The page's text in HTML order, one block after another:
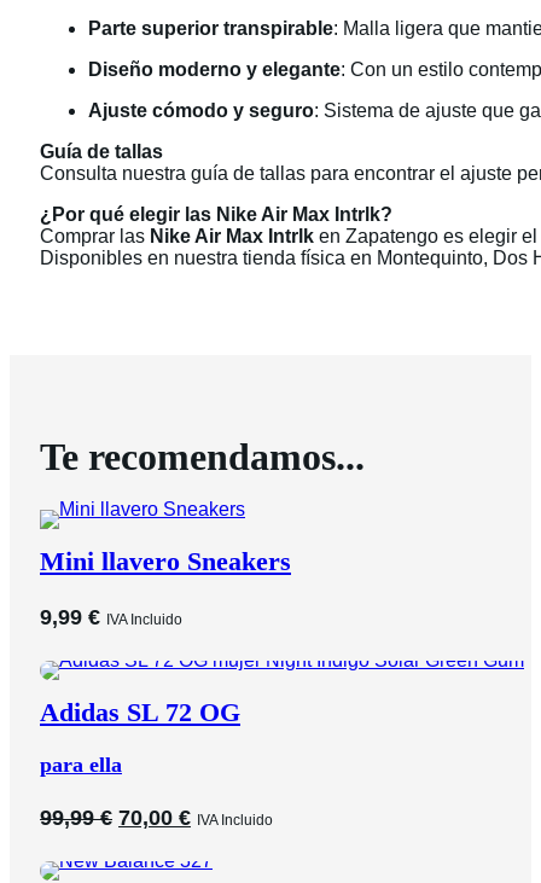
Parte superior transpirable: Malla ligera que
Diseño moderno y elegante: Con un estilo
Ajuste cómodo y seguro: Sistema de ajuste que
Guía de tallas
Consulta nuestra guía de tallas para encontrar el ajuste
¿Por qué elegir las Nike Air Max Intrlk?
Comprar las Nike Air Max Intrlk en Zapatengo es elegir
Disponibles en nuestra tienda física en Montequinto,
Te recomendamos...
Mini llavero Sneakers
9,99 € IVA Incluido
Adidas SL 72 OG
para ella
99,99€ El
original
70,00 €El
actual
IVA Incluido